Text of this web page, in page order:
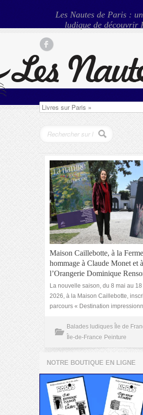
Les Nautes de Paris :
ludique de découvrir
Maison Caillebotte, à la
hommage à Claude Monet et à
l’Orangerie Dominique
La nouvelle saison, du 8 mai au
2026, à la Maison Caillebotte,
parcours « Destination
Balades ludiques Île de
Île-de-France Peinture
NOTRE BOUTIQUE EN LIGNE